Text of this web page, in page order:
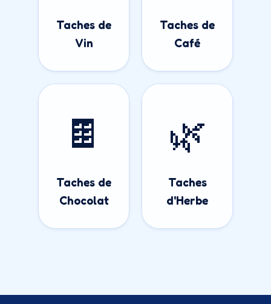
Taches de
Vin
Taches de
Café
🍫
Taches de
Chocolat
🌿
Taches
d'Herbe